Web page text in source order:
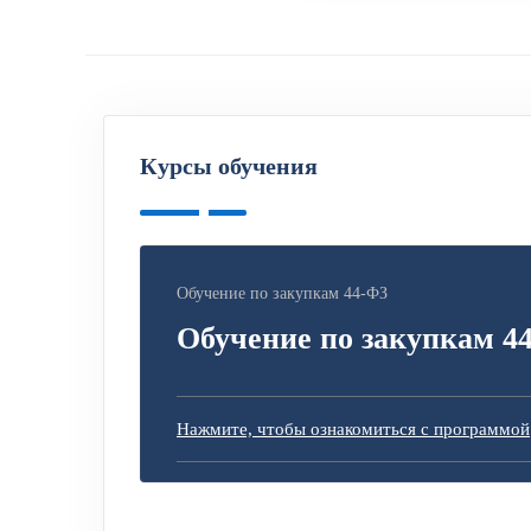
Курсы обучения
Обучение по закупкам 44-ФЗ
Обучение по закупкам
Нажмите, чтобы ознакомиться с программой